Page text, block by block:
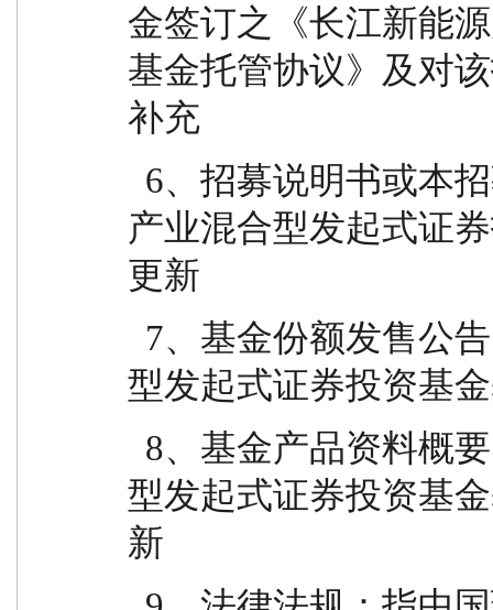
金签订之《长江新能
基金托管协议》及对
补充
产业混合型发起式证
更新
型发起式证券投资基
型发起式证券投资基
新